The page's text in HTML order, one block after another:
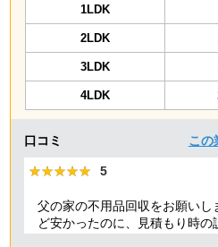
1LDK
2LDK
3LDK
4LDK
口コミ この
★★★★★
★★★★★ 5
父の家の不用品回収をお願いし
ど安かったのに、見積もり時の